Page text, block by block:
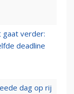
gaat verder:
deadline
dag op rij